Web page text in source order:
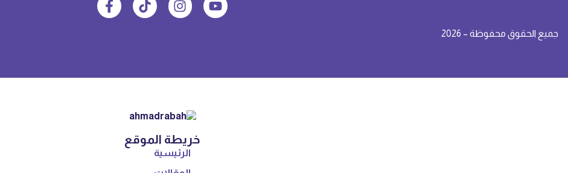
جميع الحقوق محفوظة – 2026
خريطة الموقع
الرئيسية